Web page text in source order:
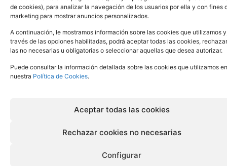
de cookies), para analizar la navegación de los usuarios por ella y con fines
marketing para mostrar anuncios personalizados.
A continuación, le mostramos información sobre las cookies que utilizamos
través de las opciones habilitadas, podrá aceptar todas las cookies, rechazar
las no necesarias u obligatorias o seleccionar aquellas que desea autorizar.
Puede consultar la información detallada sobre las cookies que utilizamos en
nuestra Política de Cookies.
Aceptar todas las cookies
Rechazar cookies no necesarias
Configurar